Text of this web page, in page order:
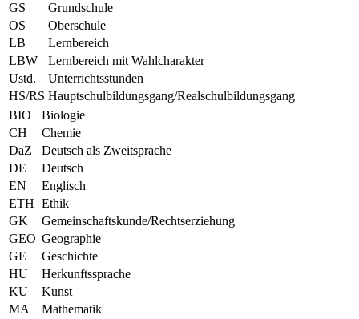
GS
Grundschule
OS
Oberschule
LB
Lernbereich
LBW
Lernbereich mit Wahlcharakter
Ustd.
Unterrichtsstunden
HS/RS Hauptschulbildungsgang/Realschulbildungsgang
BIO
Biologie
CH
Chemie
DaZ
Deutsch als Zweitsprache
DE
Deutsch
EN
Englisch
ETH Ethik
GK
Gemeinschaftskunde/Rechtserziehung
GEO Geographie
GE
Geschichte
HU
Herkunftssprache
KU
Kunst
MA
Mathematik